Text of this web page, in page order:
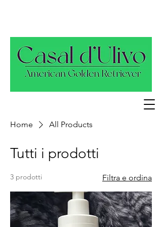
Home All Products
Tutti i prodotti
3 prodotti Filtra e ordina